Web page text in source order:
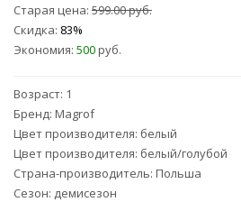
Старая цена: 599.00 руб.
Скидка: 83%
Экономия: 500руб.
Возраст: 1
Бренд: Magrof
Цвет производителя: белый
Цвет производителя: белый/голубой
Страна-производитель: Польша
Сезон: демисезон